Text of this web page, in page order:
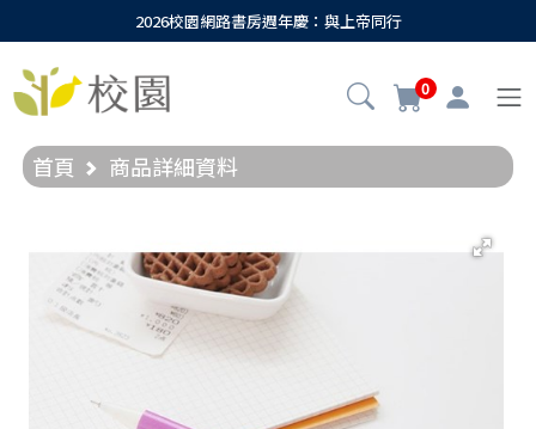
2026校園網路書房週年慶：與上帝同行
0
首頁 商品詳細資料